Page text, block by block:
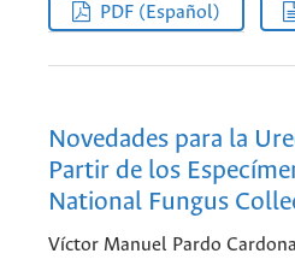
PDF (Español)
Novedades para la
Partir de los
National Fungus
Víctor Manuel Pardo Cardona